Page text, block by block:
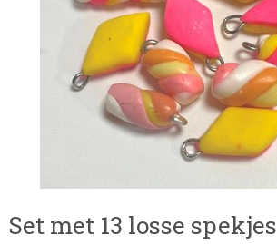
Set met 13 losse spekjes